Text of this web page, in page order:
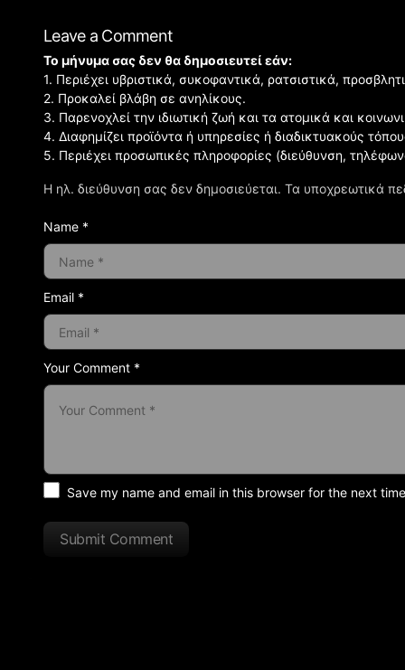
Leave a Comment
Η ηλ. διεύθυνση σας δεν δημοσιεύεται. Τα υποχρεωτικά
Your Comment *
Το μήνυμα σας δεν θα δημοσιευτεί εάν:
1. Περιέχει υβριστικά, συκοφαντικά, ρατσιστικά,
2. Προκαλεί βλάβη σε ανηλίκους.
3. Παρενοχλεί την ιδιωτική ζωή και τα ατομικά και
4. Διαφημίζει προϊόντα ή υπηρεσίες ή διαδικτυακούς
5. Περιέχει προσωπικές πληροφορίες (διεύθυνση,
Name *
Email *
Save my name and email in this browser for the next
Submit Comment